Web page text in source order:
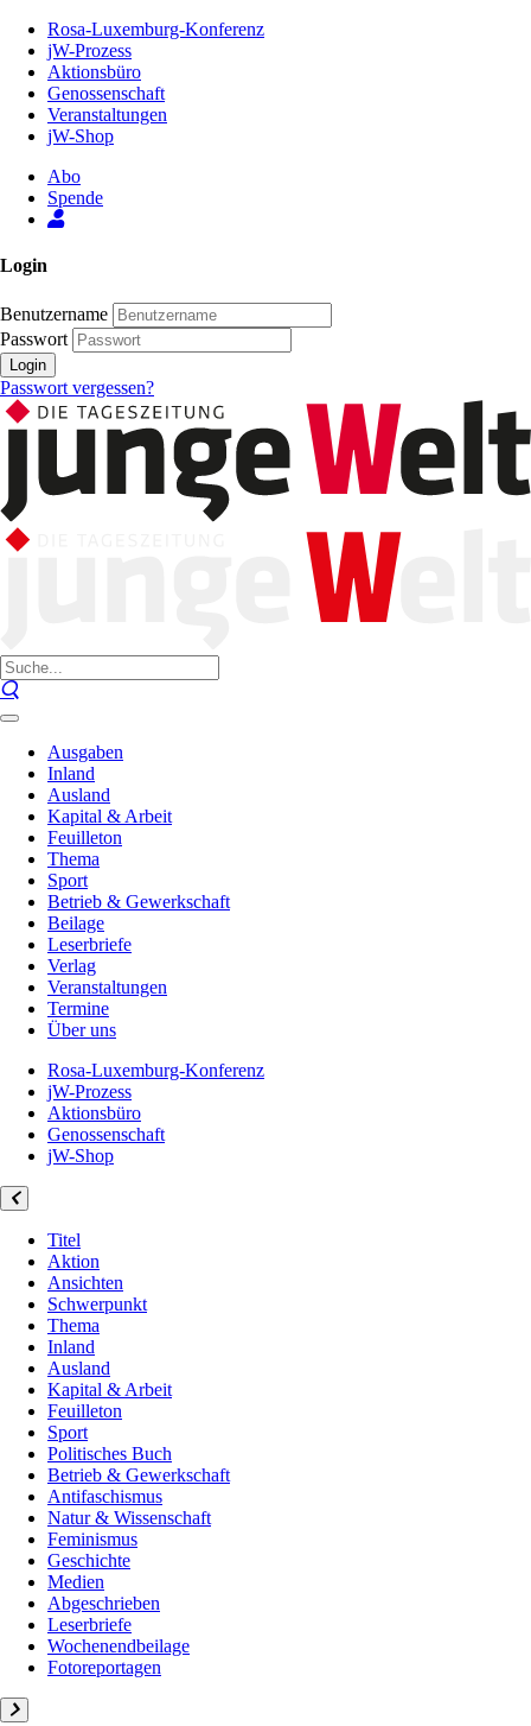
Inhalt
Seite
Rosa-Luxemburg-Konferenz
jW-Prozess
Aktionsbüro
Genossenschaft
Veranstaltungen
jW-Shop
Abo
Spende
Login
Benutzername
Passwort
Login
Passwort vergessen?
Ausgaben
Inland
Ausland
Kapital & Arbeit
Feuilleton
Thema
Sport
Betrieb & Gewerkschaft
Beilage
Leserbriefe
Verlag
Veranstaltungen
Termine
Über uns
Rosa-Luxemburg-Konferenz
jW-Prozess
Aktionsbüro
Genossenschaft
jW-Shop
Titel
Aktion
Ansichten
Schwerpunkt
Thema
Inland
Ausland
Kapital & Arbeit
Feuilleton
Sport
Politisches Buch
Betrieb & Gewerkschaft
Antifaschismus
Natur & Wissenschaft
Feminismus
Geschichte
Medien
Abgeschrieben
Leserbriefe
Wochenendbeilage
Fotoreportagen